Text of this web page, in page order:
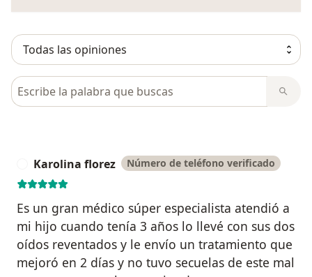
Busca en opiniones
Karolina florez Número de teléfono verificado
Es un gran médico súper especialista atendió a
mi hijo cuando tenía 3 años lo llevé con sus dos
oídos reventados y le envío un tratamiento que
mejoró en 2 días y no tuvo secuelas de este mal